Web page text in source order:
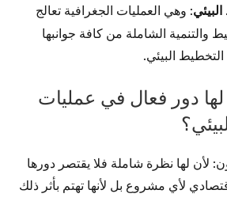
: وهي العمليات الجغرافية تعالج
والتنمية الشاملة من كافة جوانبها
البيئي.
لها دور فعال في عمليات
لأن لها نظرة شاملة فلا يقتصر دورها
لأي مشروع بل لأنها تهتم بأثر ذلك